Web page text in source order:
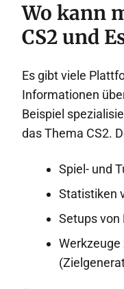
Wo kann
CS2 und
Es gibt viele
Informationen
Beispiel
das Thema CS2.
Spiel- und
Statistiken
Setups von
Werkzeuge